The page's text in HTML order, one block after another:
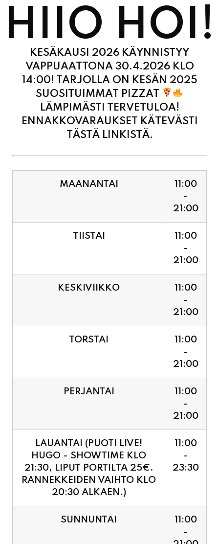
KESÄKAUSI 2026 KÄYNNISTYY
VAPPUAATTONA 30.4.2026 KLO
14:00! TARJOLLA ON KESÄN 2025
SUOSITUIMMAT PIZZAT
LÄMPIMÄSTI TERVETULOA!
ENNAKKOVARAUKSET KÄTEVÄSTI
TÄSTÄ LINKISTÄ.
-
21:00
11:00
-
21:00
11:00
-
21:00
11:00
-
21:00
11:00
-
21:00
21:30, LIPUT PORTILTA 25€.
RANNEKKEIDEN VAIHTO KLO
20:30 ALKAEN.)
11:00
-
23:30
SUNNUNTAI
21:00